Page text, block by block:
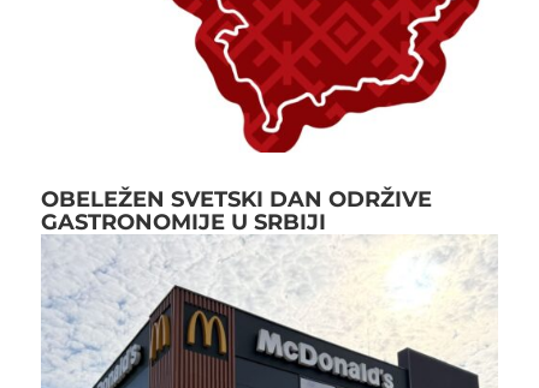
OBELEŽEN SVETSKI DAN ODRŽIVE
GASTRONOMIJE U SRBIJI